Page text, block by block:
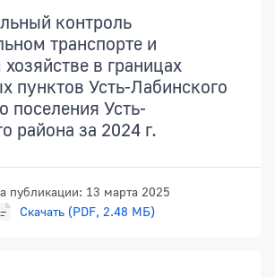
контроль
транспорте и
в границах
пунктов Усть-Лабинского
поселения Усть-
района за 2024 г.
публикации: 13 марта 2025
Скачать (PDF, 2.48 МБ)